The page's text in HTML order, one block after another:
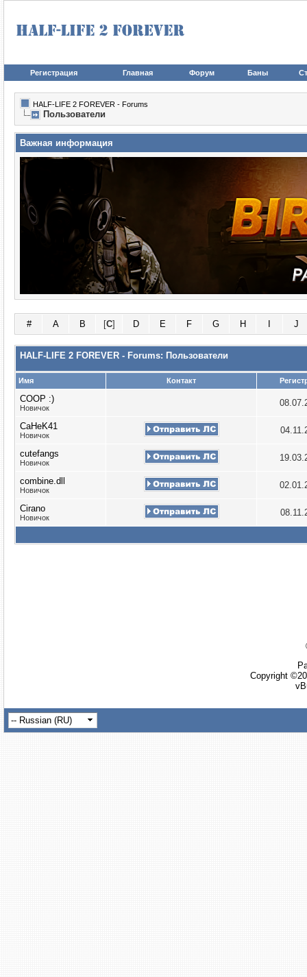
Регистрация Главная Форум Баны
HALF-LIFE 2 FOREVER - Forums
Пользователи
Важная информация
# A B [C] D E F G H J
HALF-LIFE 2 FOREVER - Forums: Пользователи
Имя Контакт
COOP :)
Новичок
CaHeK41
Новичок
cutefangs
Новичок
combine.dll
Новичок
Cirano
Новичок
Copyright